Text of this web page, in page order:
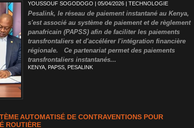
YOUSSOUF SOGODOGO | 05/04/2026 | TECHNOLOGIE
Pesalink, le réseau de paiement instantané au Kenya,
s'est associé au système de paiement et de règlement
panafricain (PAPSS) afin de faciliter les paiements
transfrontaliers et d'accélérer l'intégration financière
régionale. Ce partenariat permet des paiements
transfrontaliers instantanés...
KENYA PAPSS PESALINK
AUTOMATISÉ DE CONTRAVENTIONS POUR
ROUTIÈRE